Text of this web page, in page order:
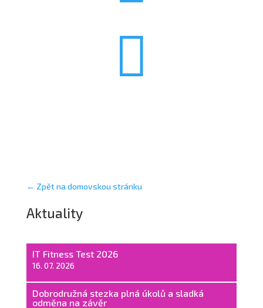

← Zpět na domovskou stránku
Aktuality
IT Fitness Test 2026
16. 07. 2026
Dobrodružná stezka plná úkolů a sladká
odměna na závěr